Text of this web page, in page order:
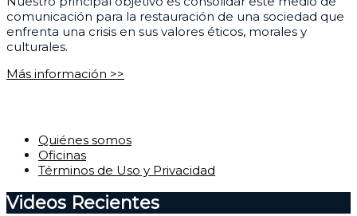
comunicación para la restauración de una sociedad que
enfrenta una crisis en sus valores éticos, morales y
culturales.
Más información >>
Quiénes somos
Oficinas
Términos de Uso y Privacidad
Videos Recientes